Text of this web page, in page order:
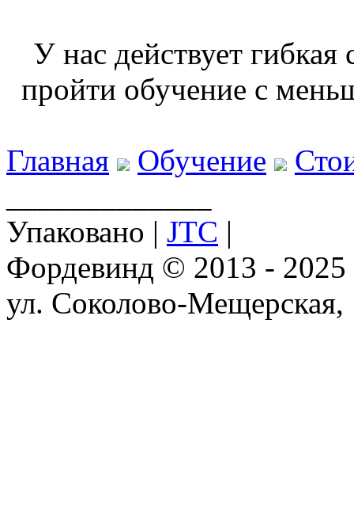
У нас действует
пройти обучение с
Главная Обучение
Упаковано | JTC |
Фордевинд © 2013 - 2025
ул. Соколово-Мещерская,